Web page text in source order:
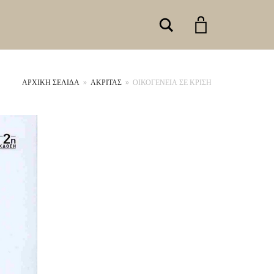
Search
ΑΡΧΙΚΉ ΣΕΛΊΔΑ » ΑΚΡΙΤΑΣ » ΟΙΚΟΓΕΝΕΙΑ ΣΕ ΚΡΙΣΗ